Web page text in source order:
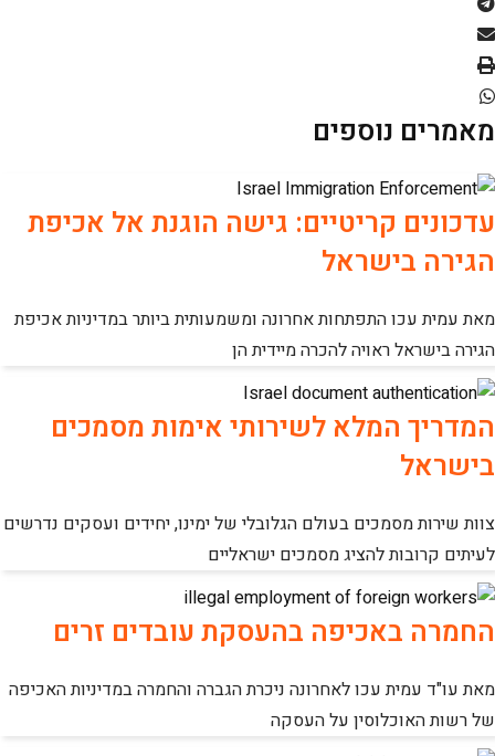
מאמרים נוספים
עדכונים קריטיים: גישה הוגנת אל אכיפת
הגירה בישראל
מאת עמית עכו התפתחות אחרונה ומשמעותית ביותר במדיניות אכיפת
הגירה בישראל ראויה להכרה מיידית הן
המדריך המלא לשירותי אימות מסמכים
בישראל
צוות שירות מסמכים בעולם הגלובלי של ימינו, יחידים ועסקים נדרשים
לעיתים קרובות להציג מסמכים ישראליים
החמרה באכיפה בהעסקת עובדים זרים
מאת עו"ד עמית עכו לאחרונה ניכרת הגברה והחמרה במדיניות האכיפה
של רשות האוכלוסין על העסקה